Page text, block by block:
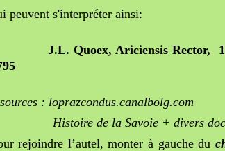
peuvent s'interpréter ainsi:
Quoex, Ariciensis Rector,
sources : loprazcondus.canalbolg.com
de la Savoie + divers
rejoindre l’autel, monter à gauche du